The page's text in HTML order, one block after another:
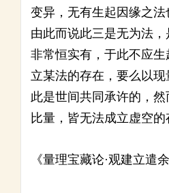
变异，无有生起因缘之法
由此而说此三是无为法
非常恒实有，于此不应
立某法的存在，要么以现
此是世间共同承许的，
比量，皆无法成立虚空的
《量理宝藏论·观建立遣